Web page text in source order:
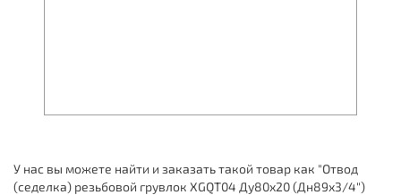
У нас вы можете найти и заказать такой товар как "Отвод
(седелка) резьбовой грувлок XGQT04 Ду80х20 (Дн89х3/4")